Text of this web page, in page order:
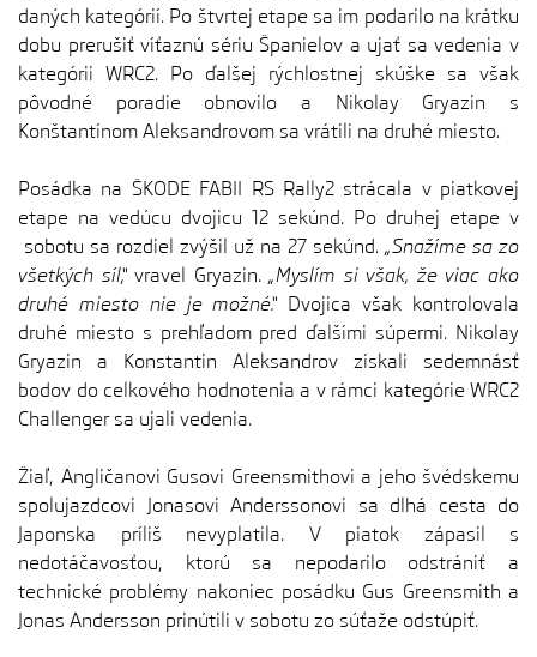
daných kategórií. Po štvrtej etape sa im podarilo na krátku
dobu prerušiť víťaznú sériu Španielov a ujať sa vedenia v
kategórii WRC2. Po ďalšej rýchlostnej skúške sa však
pôvodné poradie obnovilo a Nikolay Gryazin s
Konštantínom Aleksandrovom sa vrátili na druhé miesto.
Posádka na ŠKODE FABII RS Rally2 strácala v piatkovej
etape na vedúcu dvojicu 12 sekúnd. Po druhej etape v
sobotu sa rozdiel zvýšil už na 27 sekúnd. „Snažíme sa zo
všetkých síl,“vravel Gryazin.„Myslím si však, že viac ako
druhé miesto nie je možné.“ Dvojica však kontrolovala
druhé miesto s prehľadom pred ďalšími súpermi. Nikolay
Gryazin a Konstantin Aleksandrov získali sedemnásť
bodov do celkového hodnotenia a v rámci kategórie WRC2
Challenger sa ujali vedenia.
Žiaľ, Angličanovi Gusovi Greensmithovi a jeho švédskemu
spolujazdcovi Jonasovi Anderssonovi sa dlhá cesta do
Japonska príliš nevyplatila. V piatok zápasil s
nedotáčavosťou, ktorú sa nepodarilo odstrániť a
technické problémy nakoniec posádku Gus Greensmith a
Jonas Andersson prinútili v sobotu zo súťaže odstúpiť.